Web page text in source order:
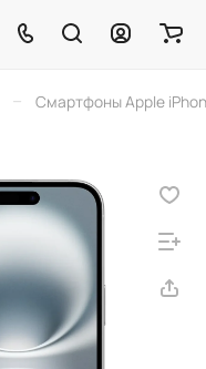
– Смартфоны Apple